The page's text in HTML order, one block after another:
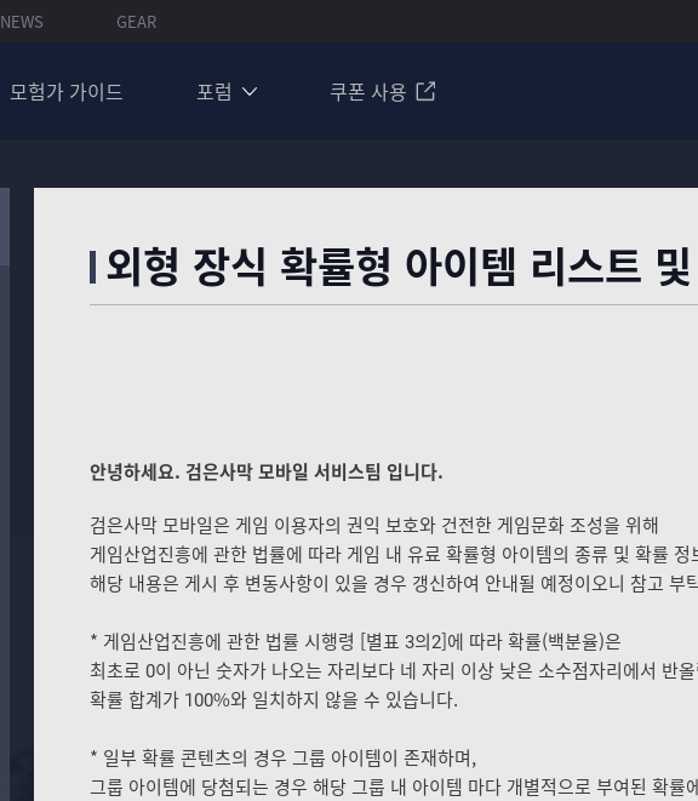
NEWS GEAR
모험가 가이드 포럼 쿠폰 사용
외형 장식 확률형 아이템 리스트
안녕하세요. 검은사막 모바일 서비스팀 입니다.
검은사막 모바일은 게임 이용자의 권익 보호와 건전한 게임문화 조성을 위해
게임산업진흥에 관한 법률에 따라 게임 내 유료 확률형 아이템의 종류 및 확률
해당 내용은 게시 후 변동사항이 있을 경우 갱신하여 안내될 예정이오니 참고 부
* 게임산업진흥에 관한 법률 시행령 [별표 3의2]에 따라 확률(백분율)은
최초로 0이 아닌 숫자가 나오는 자리보다 네 자리 이상 낮은 소수점자리에서 반
확률 합계가 100%와 일치하지 않을 수 있습니다.
* 일부 확률 콘텐츠의 경우 그룹 아이템이 존재하며,
그룹 아이템에 당첨되는 경우 해당 그룹 내 아이템 마다 개별적으로 부여된 확률